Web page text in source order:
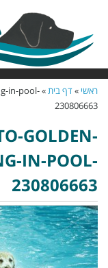
ראשי »דף בית»
in-pool-
230806663
GOLDEN-
IN-POOL-
230806663